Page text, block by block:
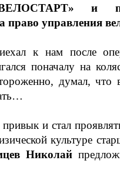
и
право управления
к нам после
поначалу на
думал,
и стал
культуре
Николай